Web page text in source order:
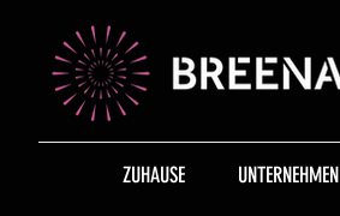
ZUHAUSE UNTERNEHMEN